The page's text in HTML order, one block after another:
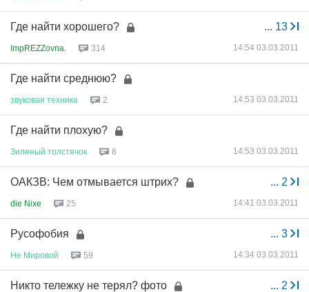
... 13
Где найти хорошего?
ImpREZZovna. 314 14:54 03.03.2011
Где найти среднюю?
звуковая техника 2 14:53 03.03.2011
Где найти плохую?
Зиленый толстячок 8 14:53 03.03.2011
... 2
ОАКЗВ: Чем отмывается штрих?
die Nixe 25 14:41 03.03.2011
... 3
Русофобия
Не Мировой 59 14:34 03.03.2011
... 2
Никто тележку не терял? фото